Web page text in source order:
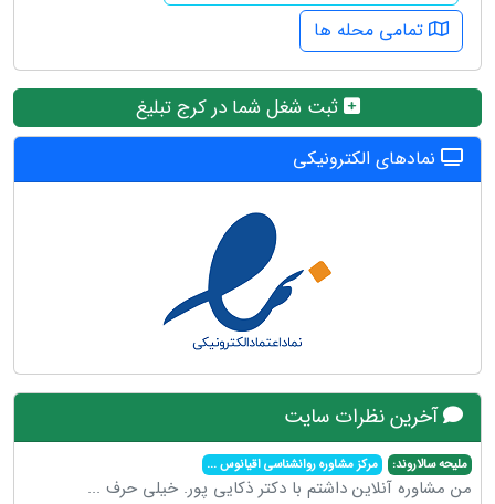
تمامی محله ها
ثبت شغل شما در کرج تبلیغ
نمادهای الکترونیکی
آخرین نظرات سایت
ملیحه سالاروند: مرکز مشاوره روانشناسی اقیانوس...
من مشاوره آنلاین داشتم با دکتر ذکایی پور. خیلی حرف ...